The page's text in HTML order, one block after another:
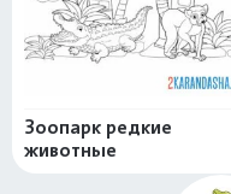
Зоопарк редкие
животные